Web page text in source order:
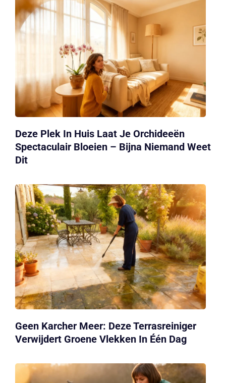
Deze Plek In Huis Laat Je Orchideeën
Spectaculair Bloeien – Bijna Niemand Weet
Dit
Geen Karcher Meer: Deze Terrasreiniger
Verwijdert Groene Vlekken In Één Dag